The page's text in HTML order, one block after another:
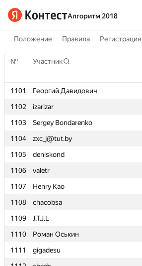
Алгоритм 2018
Положение Правила Регистрация
№ Участник
1101 Георгий Давидович
1102
izarizar
1103
Sergey Bondarenko
1104
zxc_j@tut.by
1105
deniskond
1106
valetr
1107
Henry Kao
1108
chacobsa
1109
J.T.J.L
1110
Роман Оськин
1111
gigadesu
№ Участник
1101 Георгий Давидович
1102
izarizar
1103
Sergey Bondarenko
1104
zxc_j@tut.by
1105
deniskond
1106
valetr
1107
Henry Kao
1108
chacobsa
1109
J.T.J.L
1110
Роман Оськин
1111
gigadesu